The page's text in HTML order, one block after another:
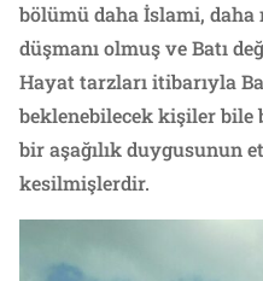
bölümü daha İslami, daha
düşmanı olmuş ve Batı
Hayat tarzları itibarıyla
beklenebilecek kişiler bile
bir aşağılık duygusunun
kesilmişlerdir.